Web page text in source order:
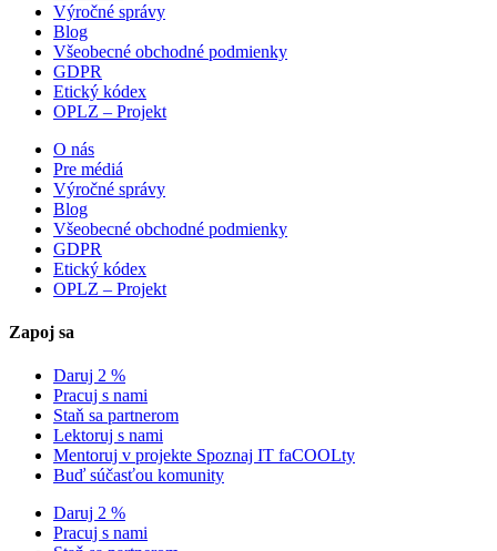
Výročné správy
Blog
Všeobecné obchodné podmienky
GDPR
Etický kódex
OPLZ – Projekt
O nás
Pre médiá
Výročné správy
Blog
Všeobecné obchodné podmienky
GDPR
Etický kódex
OPLZ – Projekt
Zapoj sa
Daruj 2 %
Pracuj s nami
Staň sa partnerom
Lektoruj s nami
Mentoruj v projekte Spoznaj IT faCOOLty
Buď súčasťou komunity
Daruj 2 %
Pracuj s nami